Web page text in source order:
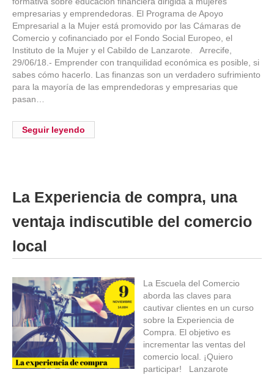
▼
empresarias y emprendedoras. El Programa de Apoyo
Empresarial a la Mujer está promovido por las Cámaras de
Comercio y cofinanciado por el Fondo Social Europeo, el
Instituto de la Mujer y el Cabildo de Lanzarote. Arrecife,
29/06/18.- Emprender con tranquilidad económica es posible, si
sabes cómo hacerlo. Las finanzas son un verdadero sufrimiento
para la mayoría de las emprendedoras y empresarias que
pasan…
Seguir leyendo
La Experiencia de compra, una
ventaja indiscutible del comercio
local
La Escuela del Comercio
aborda las claves para
cautivar clientes en un curso
sobre la Experiencia de
Compra. El objetivo es
incrementar las ventas del
comercio local. ¡Quiero
participar! Lanzarote